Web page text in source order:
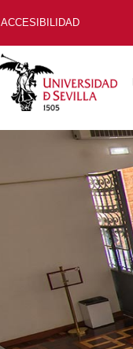
ACCESIBILIDAD